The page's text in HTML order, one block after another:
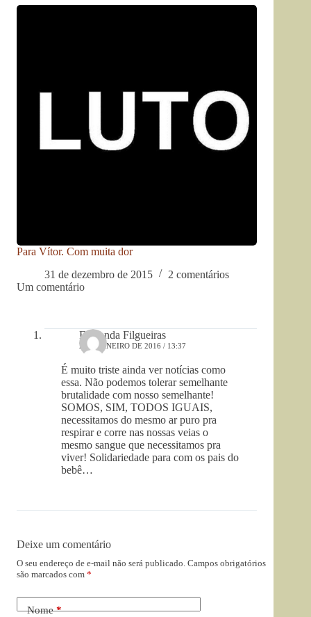
Para Vítor. Com muita dor
31 de dezembro de 2015
2 comentários
Um comentário
Fernanda Filgueiras
2 DE JANEIRO DE 2016 / 13:37
É muito triste ainda ver notícias como
essa. Não podemos tolerar semelhante
brutalidade com nosso semelhante!
SOMOS, SIM, TODOS IGUAIS,
necessitamos do mesmo ar puro pra
respirar e corre nas nossas veias o
mesmo sangue que necessitamos pra
viver! Solidariedade para com os pais do
bebê…
Deixe um comentário
O seu endereço de e-mail não será publicado. Campos obrigatórios
são marcados com *
Nome*